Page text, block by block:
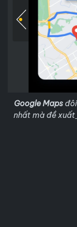
Google Mapsđôi
nhất mà đề xuất